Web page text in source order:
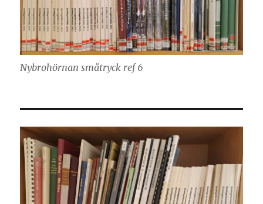
Nybrohörnan småtryck ref 6